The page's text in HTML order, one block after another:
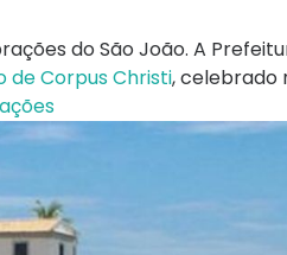
do São João. A
de Corpus Christi, celebrado